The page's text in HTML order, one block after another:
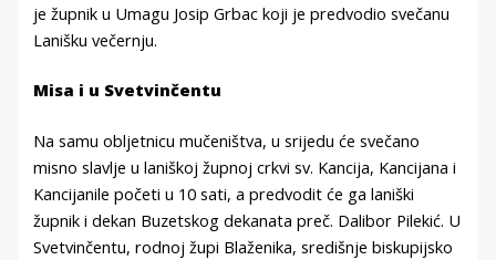
je župnik u Umagu Josip Grbac koji je predvodio svečanu
Lanišku večernju.
Misa i u Svetvinčentu
Na samu obljetnicu mučeništva, u srijedu će svečano
misno slavlje u laniškoj župnoj crkvi sv. Kancija, Kancijana i
Kancijanile početi u 10 sati, a predvodit će ga laniški
župnik i dekan Buzetskog dekanata preč. Dalibor Pilekić. U
Svetvinčentu, rodnoj župi Blaženika, središnje biskupijsko